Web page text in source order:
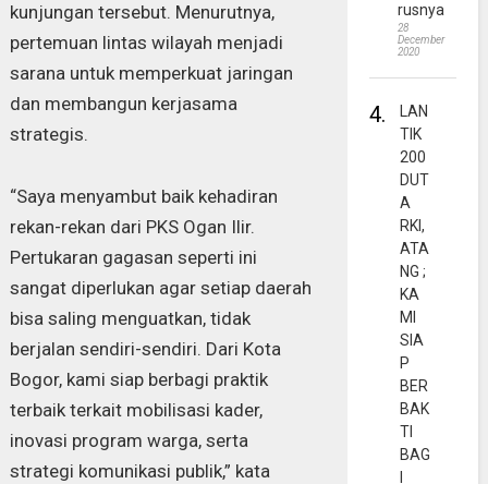
kunjungan tersebut. Menurutnya,
pertemuan lintas wilayah menjadi
sarana untuk memperkuat jaringan
dan membangun kerjasama
strategis.
“Saya menyambut baik kehadiran
rekan-rekan dari PKS Ogan Ilir.
Pertukaran gagasan seperti ini
sangat diperlukan agar setiap daerah
bisa saling menguatkan, tidak
berjalan sendiri-sendiri. Dari Kota
Bogor, kami siap berbagi praktik
terbaik terkait mobilisasi kader,
inovasi program warga, serta
strategi komunikasi publik,” kata
rusnya
28
December
2020
4.
LAN
TIK
200
DUT
A
RKI,
ATA
NG ;
KA
MI
SIA
P
BER
BAK
TI
BAG